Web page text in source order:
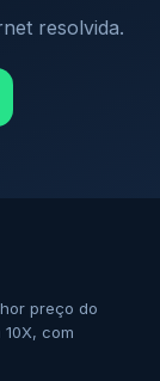
resolvida.
preço do
com